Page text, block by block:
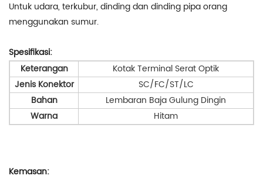
Untuk udara, terkubur, dinding dan dinding pipa orang
menggunakan sumur.
Spesifikasi:
Keterangan
Kotak Terminal Serat Optik
Jenis Konektor
SC/FC/ST/LC
Bahan
Lembaran Baja Gulung Dingin
Warna
Hitam
Kemasan: